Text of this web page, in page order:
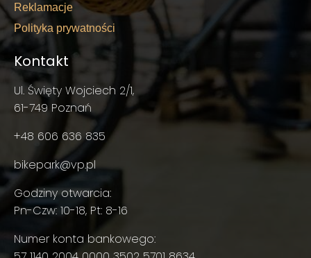
Reklamacje
Polityka prywatności
Kontakt
Ul. Święty Wojciech 2/1,
61-749 Poznań
+48 606 636 835
bikepark@vp.pl
Godziny otwarcia:
Pn-Czw: 10-18, Pt: 8-16
Numer konta bankowego: